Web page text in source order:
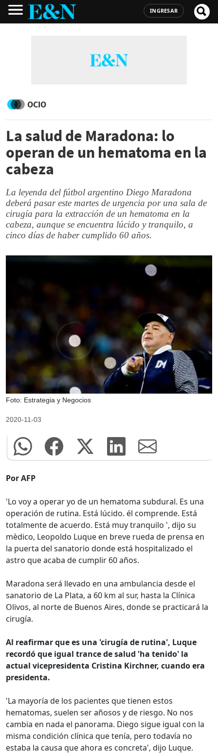
INGRESAR
OCIO
La salud de Maradona: lo
operan de un hematoma en la
cabeza
La leyenda del fútbol argentino Diego Maradona
deberá pasar este martes de urgencia por una sala de
cirugía para la extracción de un hematoma en la
cabeza, aunque se encuentra lúcido y tranquilo, a
cinco días de haber cumplido 60 años.
Foto: Estrategia y Negocios
2020-11-03
Por AFP
'Lo voy a operar yo de un hematoma subdural. Es una
operación de rutina. Está lúcido. él comprende. Está
totalmente de acuerdo. Está muy tranquilo ', dijo su
mèdico, Leopoldo Luque en breve rueda de prensa en
la puerta del sanatorio donde está hospitalizado el
astro que acaba de cumplir 60 años.
Maradona será llevado en una ambulancia desde el
sanatorio de La Plata, a 60 km al sur, hasta la Clínica
Olivos, al norte de Buenos Aires, donde se practicará la
cirugía.
Al reafirmar que es una 'cirugía de rutina', Luque
recordó que igual trance de salud 'ha tenido' la
actual vicepresidenta Cristina Kirchner, cuando era
presidenta.
'La mayoría de los pacientes que tienen estos
hematomas, suelen ser añosos y de riesgo. No nos
cambia en nada el panorama. Diego sigue igual con la
misma condición clínica que tenía, pero todavía no
estaba la causa que ahora es concreta', dijo Luque.